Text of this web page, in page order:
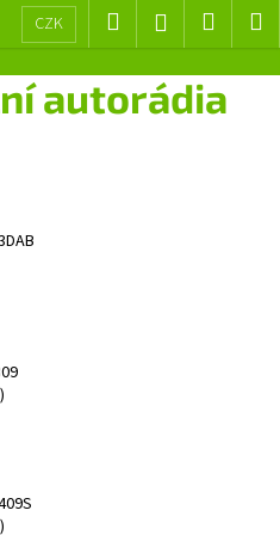
CZK Hledat Přihlášení
košík
autorádia